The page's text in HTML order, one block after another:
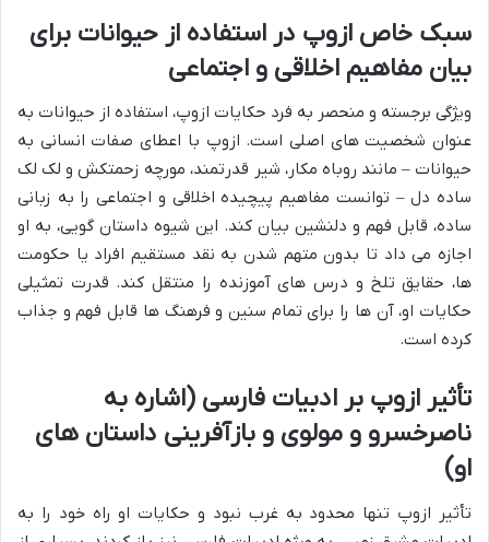
سبک خاص ازوپ در استفاده از حیوانات برای
بیان مفاهیم اخلاقی و اجتماعی
ویژگی برجسته و منحصر به فرد حکایات ازوپ، استفاده از حیوانات به
عنوان شخصیت های اصلی است. ازوپ با اعطای صفات انسانی به
حیوانات – مانند روباه مکار، شیر قدرتمند، مورچه زحمتکش و لک لک
ساده دل – توانست مفاهیم پیچیده اخلاقی و اجتماعی را به زبانی
ساده، قابل فهم و دلنشین بیان کند. این شیوه داستان گویی، به او
اجازه می داد تا بدون متهم شدن به نقد مستقیم افراد یا حکومت
ها، حقایق تلخ و درس های آموزنده را منتقل کند. قدرت تمثیلی
حکایات او، آن ها را برای تمام سنین و فرهنگ ها قابل فهم و جذاب
کرده است.
تأثیر ازوپ بر ادبیات فارسی (اشاره به
ناصرخسرو و مولوی و بازآفرینی داستان های
او)
تأثیر ازوپ تنها محدود به غرب نبود و حکایات او راه خود را به